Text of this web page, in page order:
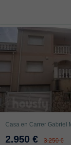
Casa en Carrer Gabriel
2.950 € 3.250 €